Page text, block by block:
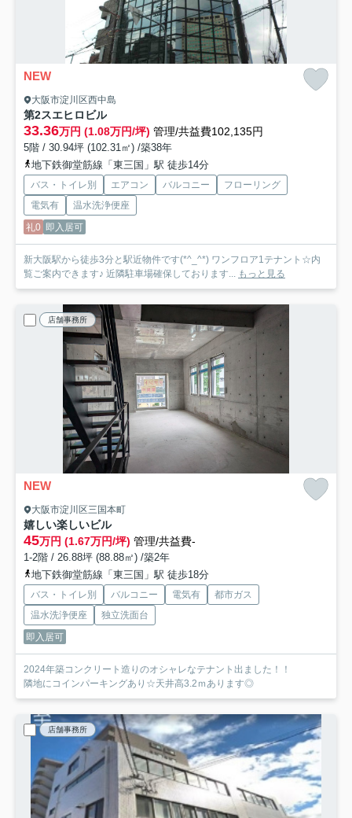
NEW
大阪市淀川区西中島
第2スエヒロビル
33.36万円 (1.08万円/坪) 管理/共益費102,135円
5階 / 30.94坪 (102.31㎡) /築38年
地下鉄御堂筋線「東三国」駅 徒歩14分
バス・トイレ別 エアコン バルコニー
フローリング
電気有
温水洗浄便座
礼0 即入居可
新大阪駅から徒歩3分と駅近物件です(*^_^*) ワンフロア1テナント☆内
覧ご案内できます♪ 近隣駐車場確保しております... もっと見る
店舗事務所
NEW
大阪市淀川区三国本町
嬉しい楽しいビル
45万円 (1.67万円/坪) 管理/共益費-
1-2階 / 26.88坪 (88.88㎡) /築2年
地下鉄御堂筋線「東三国」駅 徒歩18分
バス・トイレ別 バルコニー 電気有
都市ガス
温水洗浄便座
独立洗面台
即入居可
2024年築コンクリート造りのオシャレなテナント出ました！！
隣地にコインパーキングあり☆天井高3.2ｍあります◎
店舗事務所